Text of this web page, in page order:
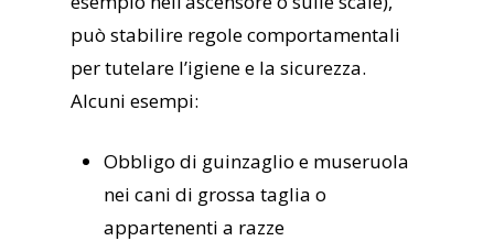
può stabilire regole comportamentali
per tutelare l’igiene e la sicurezza.
Alcuni esempi:
Obbligo di guinzaglio e museruola
nei cani di grossa taglia o
appartenenti a razze